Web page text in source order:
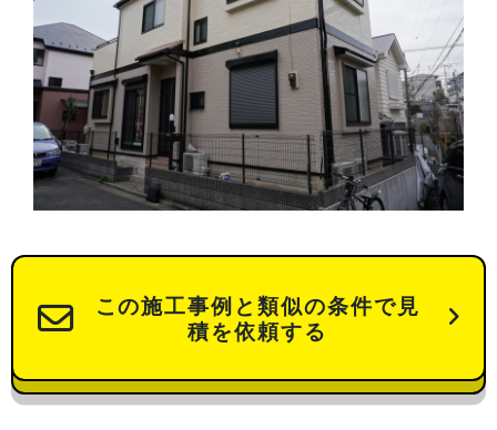
この施工事例と類似の条件で見
積を依頼する